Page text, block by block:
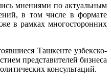
мнениями по актуальным
в том числе в формате
в рамках многосторонних
Ташкенте узбекско-
представителей бизнеса
консультаций.